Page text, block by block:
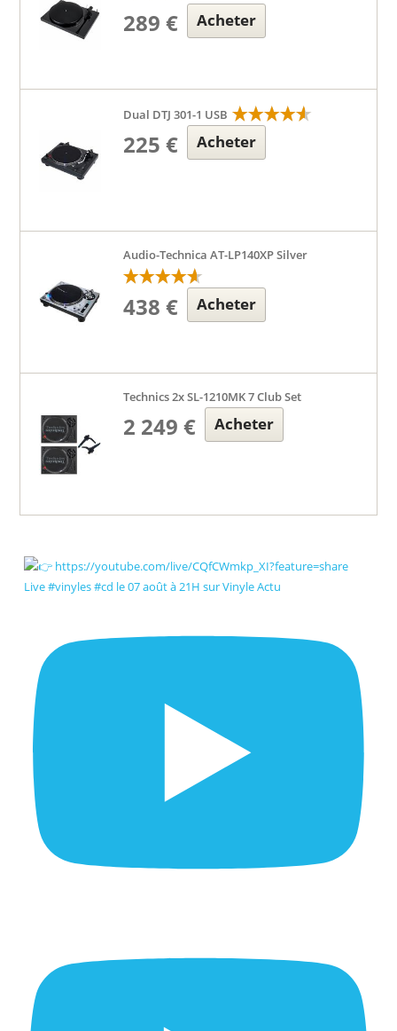
289 € Acheter
Dual DTJ 301-1 USB
225 € Acheter
Audio-Technica AT-LP140XP Silver
438 € Acheter
Technics 2x SL-1210MK 7 Club Set
2 249 € Acheter
Live #vinyles #cd le 07 août à 21H sur Vinyle Actu